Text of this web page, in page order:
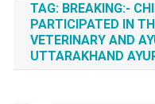
TAG: BREAKING:-
PARTICIPATED IN
VETERINARY AND
UTTARAKHAND